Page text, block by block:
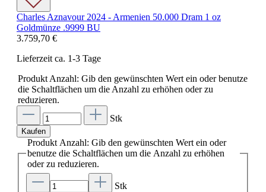
Charles Aznavour 2024 - Armenien 50.000 Dram 1 oz
Goldmünze .9999 BU
3.759,70 €
Lieferzeit ca. 1-3 Tage
Produkt Anzahl: Gib den gewünschten Wert ein oder benutze
die Schaltflächen um die Anzahl zu erhöhen oder zu
reduzieren.
Stk
Kaufen
Produkt Anzahl: Gib den gewünschten Wert ein oder
benutze die Schaltflächen um die Anzahl zu erhöhen
oder zu reduzieren.
Stk